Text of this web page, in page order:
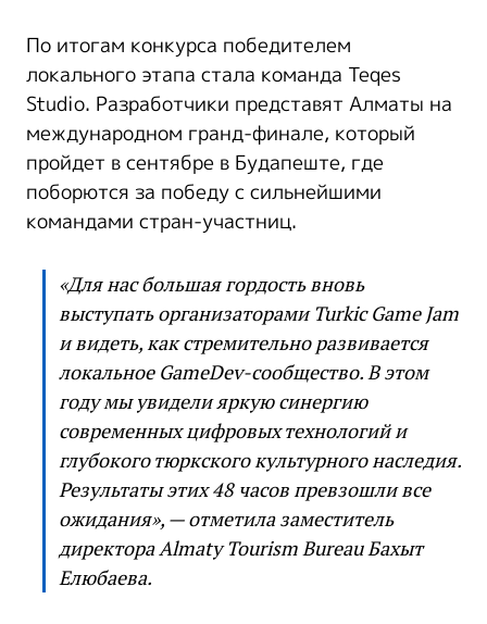
По итогам конкурса победителем
локального этапа стала команда Teqes
Studio. Разработчики представят Алматы на
международном гранд-финале, который
пройдет в сентябре в Будапеште, где
поборются за победу с сильнейшими
командами стран-участниц.
«Для нас большая гордость вновь
выступать организаторами Turkic Game Jam
и видеть, как стремительно развивается
локальное GameDev-сообщество. В этом
году мы увидели яркую синергию
современных цифровых технологий и
глубокого тюркского культурного наследия.
Результаты этих 48 часов превзошли все
ожидания», — отметила заместитель
директора Almaty Tourism Bureau Бахыт
Елюбаева.